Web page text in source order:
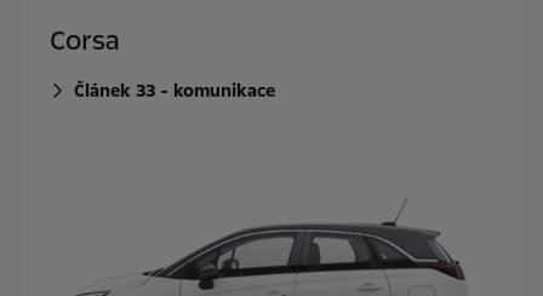
Corsa
Článek 33 - komunikace